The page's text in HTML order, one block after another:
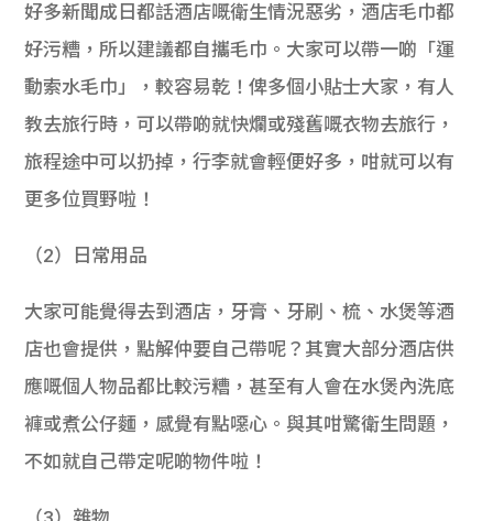
好多新聞成日都話酒店嘅衛生情況惡劣，酒店毛巾都
好污糟，所以建議都自攜毛巾。大家可以帶一啲「運
動索水毛巾」，較容易乾！俾多個小貼士大家，有人
教去旅行時，可以帶啲就快爛或殘舊嘅衣物去旅行，
旅程途中可以扔掉，行李就會輕便好多，咁就可以有
更多位買野啦！
（2）日常用品
大家可能覺得去到酒店，牙膏、牙刷、梳、水煲等酒
店也會提供，點解仲要自己帶呢？其實大部分酒店供
應嘅個人物品都比較污糟，甚至有人會在水煲內洗底
褲或煮公仔麵，感覺有點噁心。與其咁驚衛生問題，
不如就自己帶定呢啲物件啦！